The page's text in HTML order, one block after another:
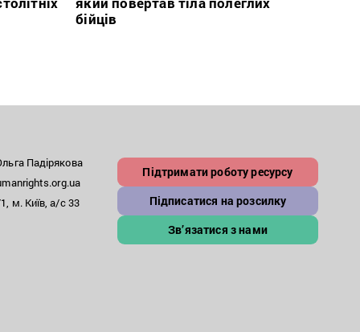
бійців
Падірякова
м. Київ, а/с 33
Підтримати роботу ресурсу
Підписатися на розсилку
Зв’язатися з нами